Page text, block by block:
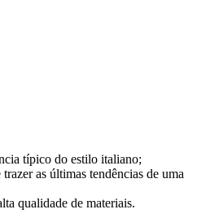
típico do estilo italiano;
as últimas tendências de uma
qualidade de materiais.